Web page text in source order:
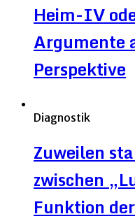
Heim-IV
Argumente
Perspektive
Diagnostik
Zuweilen
zwischen
Funktion